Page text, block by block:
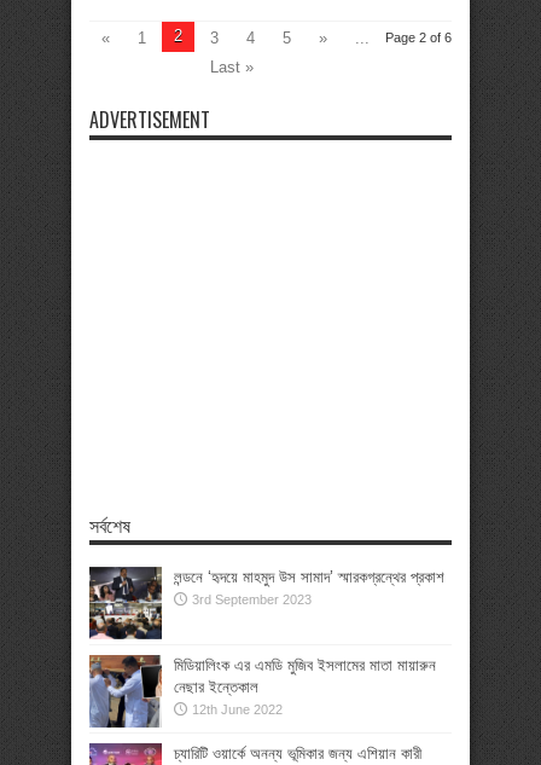
Page 2 of 6
« 1 2 3 4 5 »
...
Last »
ADVERTISEMENT
সর্বশেষ
লন্ডনে ‘হৃদয়ে মাহমুদ উস সামাদ’ স্মারকগ্রন্থের প্রকাশ
3rd September 2023
মিডিয়ালিংক এর এমডি মুজিব ইসলামের মাতা মায়ারুন
নেছার ইন্তেকাল
12th June 2022
চ্যারিটি ওয়ার্কে অনন্য ভূমিকার জন্য এশিয়ান কারী